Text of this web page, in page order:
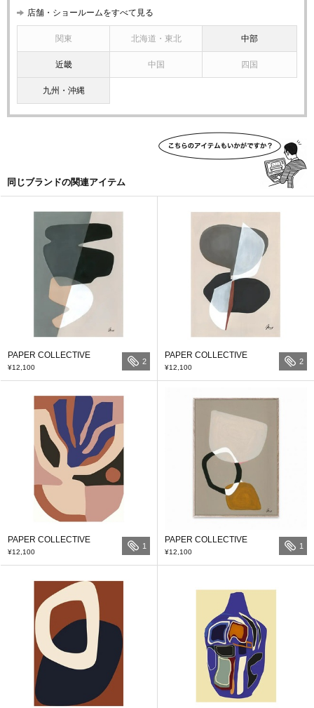
店舗・ショールームをすべて見る
関東 北海道・東北 中部
近畿 中国 四国
九州・沖縄
同じブランドの関連アイテム
PAPER COLLECTIVE
¥12,100
2
PAPER COLLECTIVE
¥12,100
2
PAPER COLLECTIVE
¥12,100
1
PAPER COLLECTIVE
¥12,100
1